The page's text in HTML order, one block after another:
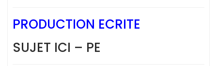
PRODUCTION ECRITE
SUJET ICI – PE